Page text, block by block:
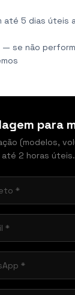
até 5 dias úteis
— se não
para
(modelos,
2 horas úteis.